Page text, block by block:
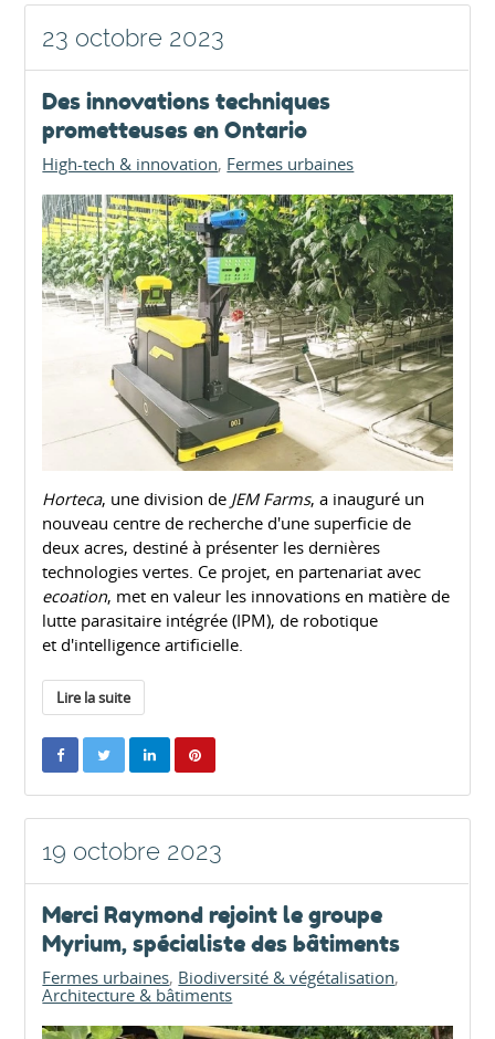
23 octobre 2023
Des innovations techniques
prometteuses en Ontario
High-tech & innovation Fermes urbaines
Horteca, une division de JEM Farms, a inauguré un
nouveau centre de recherche d'une superficie de
deux acres, destiné à présenter les dernières
technologies vertes. Ce projet, en partenariat avec
ecoation, met en valeur les innovations en matière de
lutte parasitaire intégrée (IPM), de robotique
et d'intelligence artificielle.
Lire la suite
19 octobre 2023
Merci Raymond rejoint le groupe
Myrium, spécialiste des bâtiments
Fermes urbaines Biodiversité & végétalisation
Architecture & bâtiments